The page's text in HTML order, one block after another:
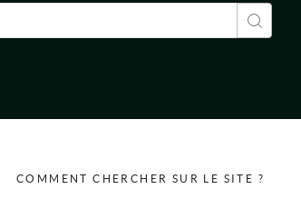
de recherche
COMMENT CHERCHER SUR LE SITE ?